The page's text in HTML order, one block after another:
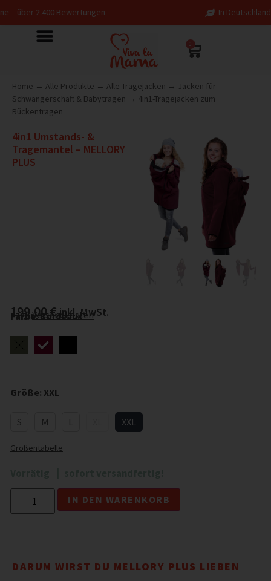
In Deutschland entworfen –
0
Home → Alle Produkte → Alle Tragejacken → Jacken für
Schwangerschaft & Babytragen → 4in1-Tragejacken zum
Rückentragen
4in1 Umstands- &
Tragemantel – MELLORY
PLUS
199,00€inkl. MwSt.
zzgl.Versandkosten
Farbe:Bordeaux
Größe: XXL
S M L XXL
Größentabelle
IN DEN WARENKORB
DARUM WIRST DU MELLORY PLUS LIEBEN